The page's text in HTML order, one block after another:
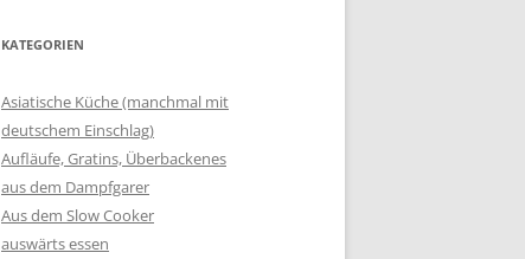
KATEGORIEN
Asiatische Küche (manchmal mit
deutschem Einschlag)
Aufläufe, Gratins, Überbackenes
aus dem Dampfgarer
Aus dem Slow Cooker
auswärts essen